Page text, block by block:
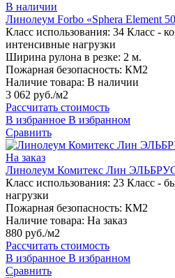
В наличии
Линолеум Forbo «Sphera Element
Класс использования: 34 Класс -
интенсивные нагрузки
Ширина рулона в резке: 2 м.
Пожарная безопасность: КМ2
Наличие товара: В наличии
3 062 руб./м2
Рассчитать стоимость
В избранное В избранном
Сравнить
На заказ
Линолеум Комитекс Лин ЭЛЬБРУС
Класс использования: 23 Класс -
нагрузки
Пожарная безопасность: КМ2
Наличие товара: На заказ
880 руб./м2
Рассчитать стоимость
В избранное В избранном
Сравнить